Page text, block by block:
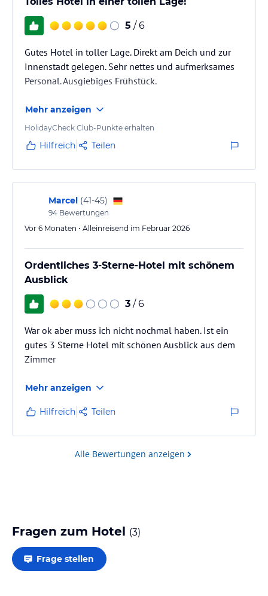
5 / 6
Gutes Hotel in toller Lage. Direkt am Deich und zur
Innenstadt gelegen. Sehr nettes und aufmerksames
Personal. Ausgiebiges Frühstück.
Mehr anzeigen
HolidayCheck Club-Punkte erhalten
Hilfreich Teilen
Marcel (41-45)
94 Bewertungen
Vor 6 Monaten • Alleinreisend im Februar 2026
Ordentliches 3-Sterne-Hotel mit schönem
Ausblick
3 / 6
War ok aber muss ich nicht nochmal haben. Ist ein
gutes 3 Sterne Hotel mit schönen Ausblick aus dem
Zimmer
Mehr anzeigen
Hilfreich Teilen
Alle Bewertungen anzeigen
Fragen zum Hotel (3)
Frage stellen